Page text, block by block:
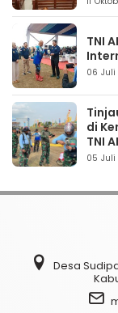
TNI
06
di
TNI
05
Desa